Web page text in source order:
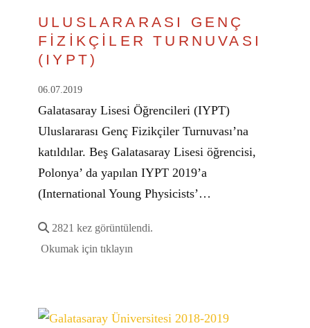
ULUSLARARASI GENÇ
FİZİKÇİLER TURNUVASI
(IYPT)
06.07.2019
Galatasaray Lisesi Öğrencileri (IYPT)
Uluslararası Genç Fizikçiler Turnuvası’na
katıldılar. Beş Galatasaray Lisesi öğrencisi,
Polonya’ da yapılan IYPT 2019’a
(International Young Physicists’…
2821 kez görüntülendi.
Okumak için tıklayın